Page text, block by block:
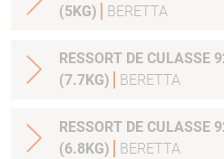
(5KG)
BERETTA
RESSORT DE CULASSE
(7.7KG)
BERETTA
RESSORT DE CULASSE
(6.8KG)
BERETTA